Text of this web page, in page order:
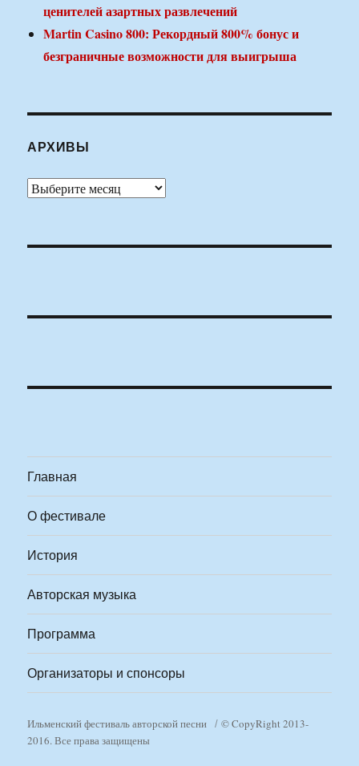
ценителей азартных развлечений
Martin Casino 800: Рекордный 800% бонус и
безграничные возможности для выигрыша
АРХИВЫ
Архивы
Главная
О фестивале
История
Авторская музыка
Программа
Организаторы и спонсоры
Ильменский фестиваль авторской песни
© CopyRight 2013-
2016. Все права защищены